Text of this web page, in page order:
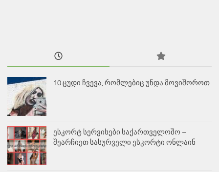
10 ცუდი ჩვევა, რომლებიც უნდა მოვიშოროთ
ესკორტ სერვისები საქართველოშო –
შეარჩიეთ სასურველი ესკორტი ონლაინ